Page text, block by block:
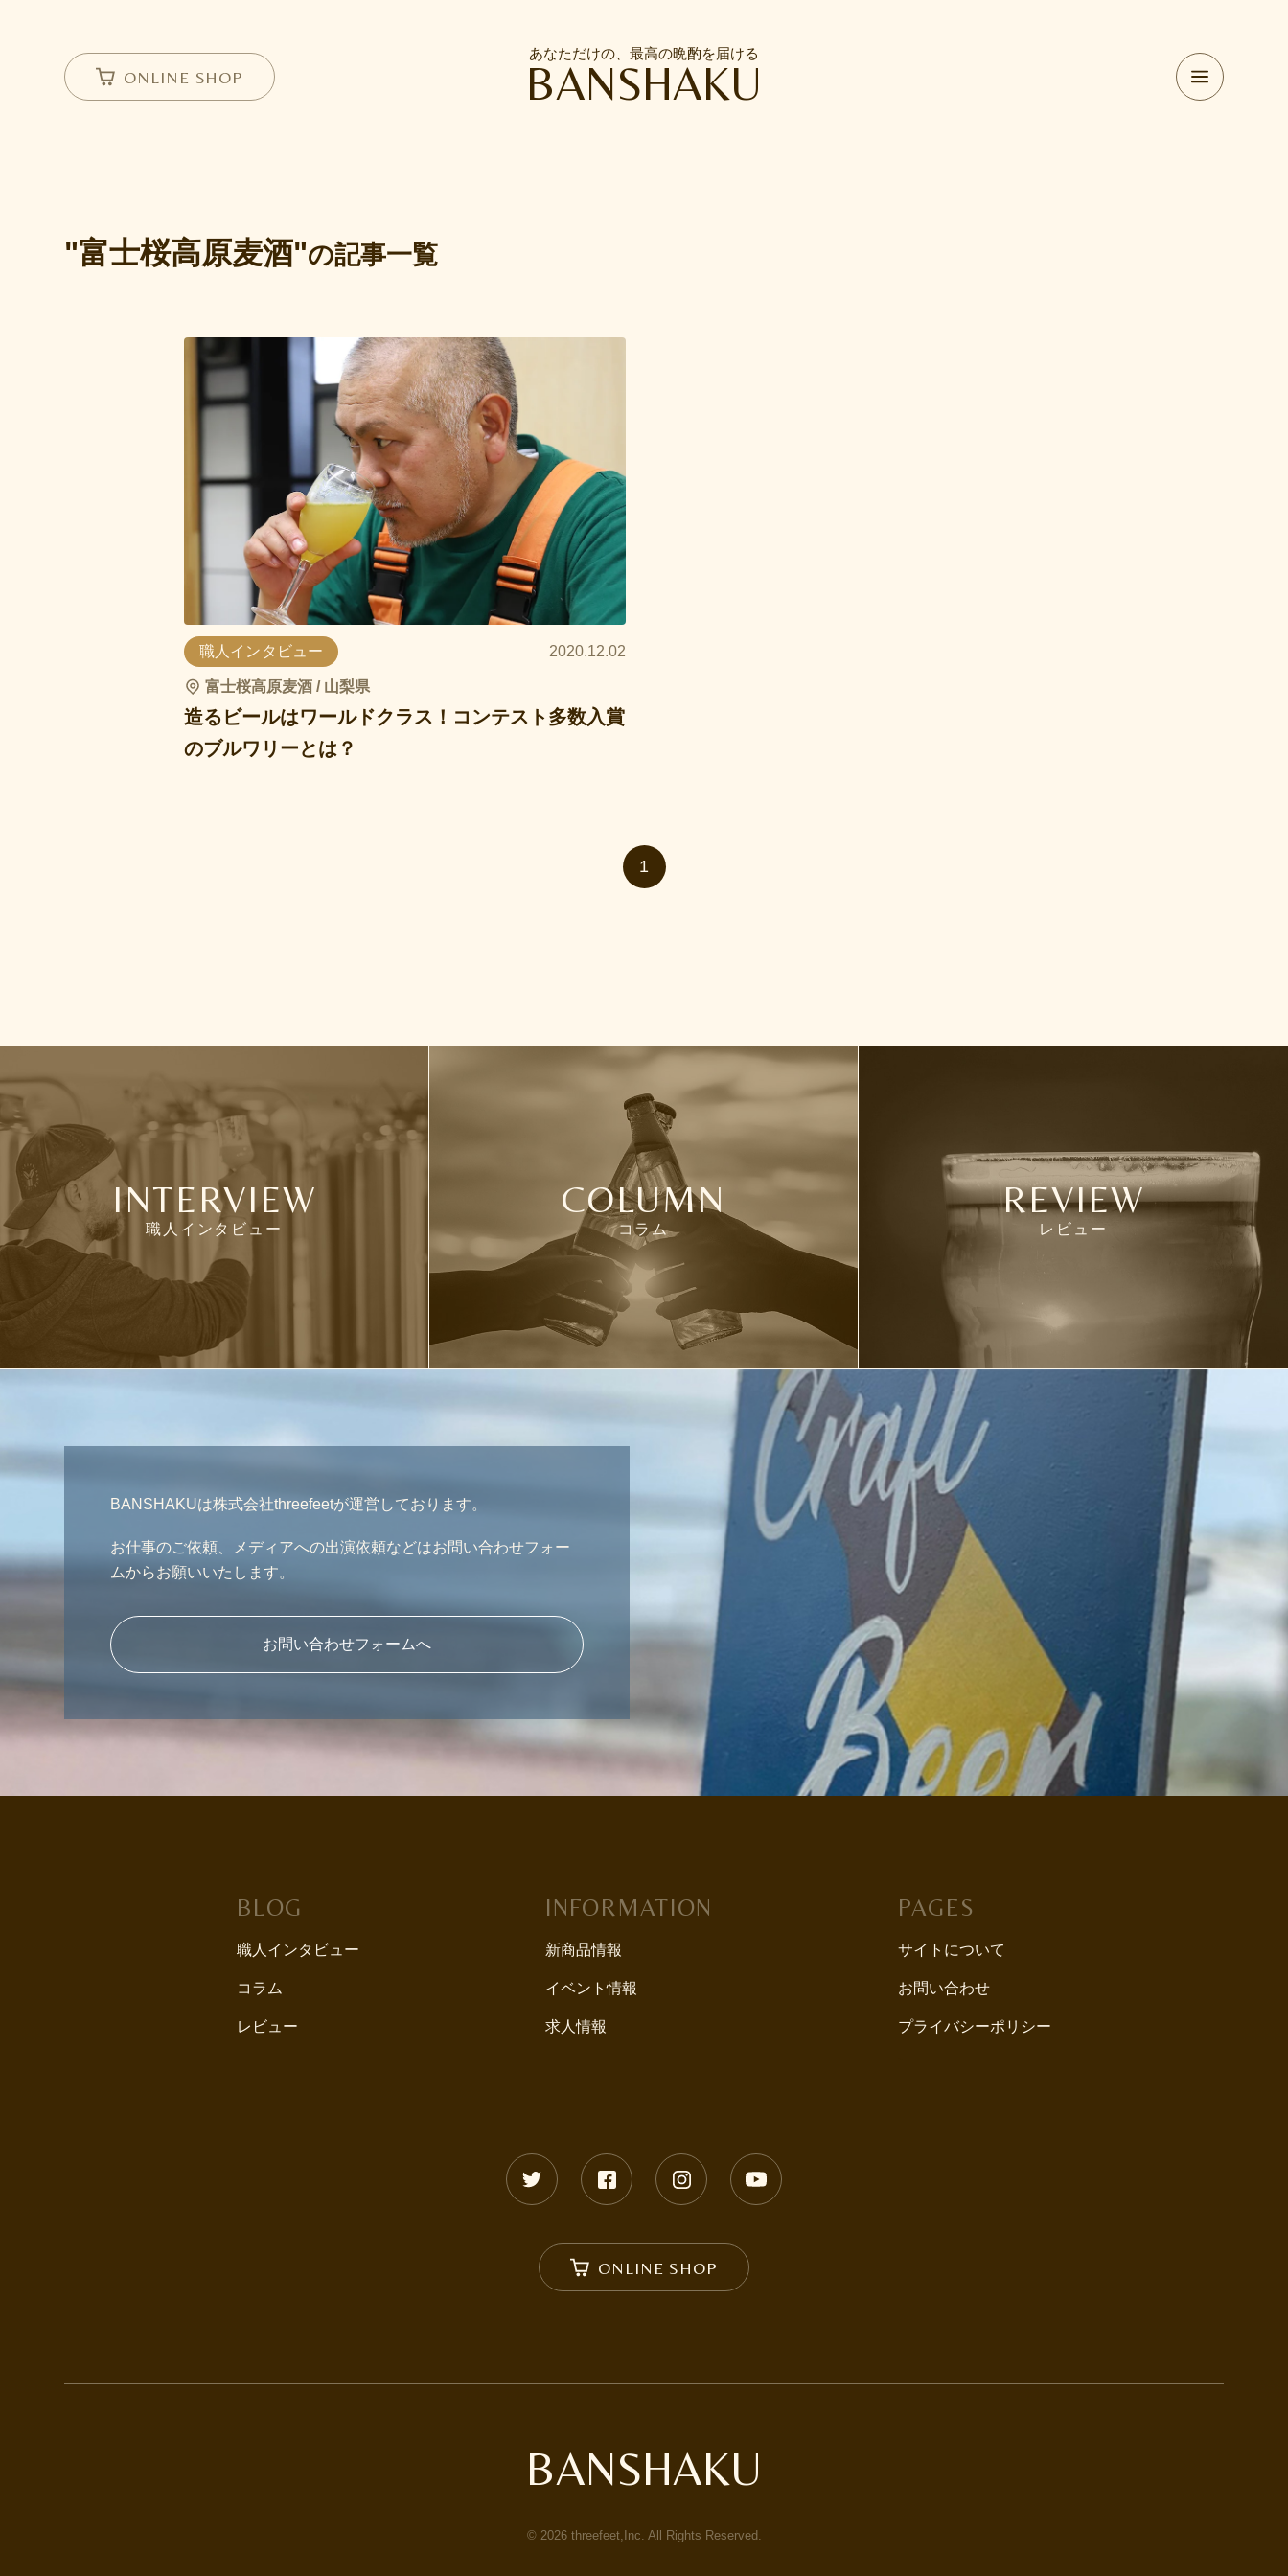
ONLINE SHOP
あなただけの、最高の晩酌を届ける
BANSHAKU
"富士桜高原麦酒"の記事一覧
職人インタビュー 2020.12.02
富士桜高原麦酒 / 山梨県
造るビールはワールドクラス！コンテスト多数入賞
のブルワリーとは？
1
INTERVIEW
職人インタビュー
COLUMN
コラム
REVIEW
レビュー
BANSHAKUは株式会社threefeetが運営しております。
お仕事のご依頼、メディアへの出演依頼などはお問い合わせフォー
ムからお願いいたします。
お問い合わせフォームへ
BLOG
職人インタビュー
コラム
レビュー
INFORMATION
新商品情報
イベント情報
求人情報
PAGES
サイトについて
お問い合わせ
プライバシーポリシー
ONLINE SHOP
BANSHAKU
© 2026threefeet,Inc. All Rights Reserved.